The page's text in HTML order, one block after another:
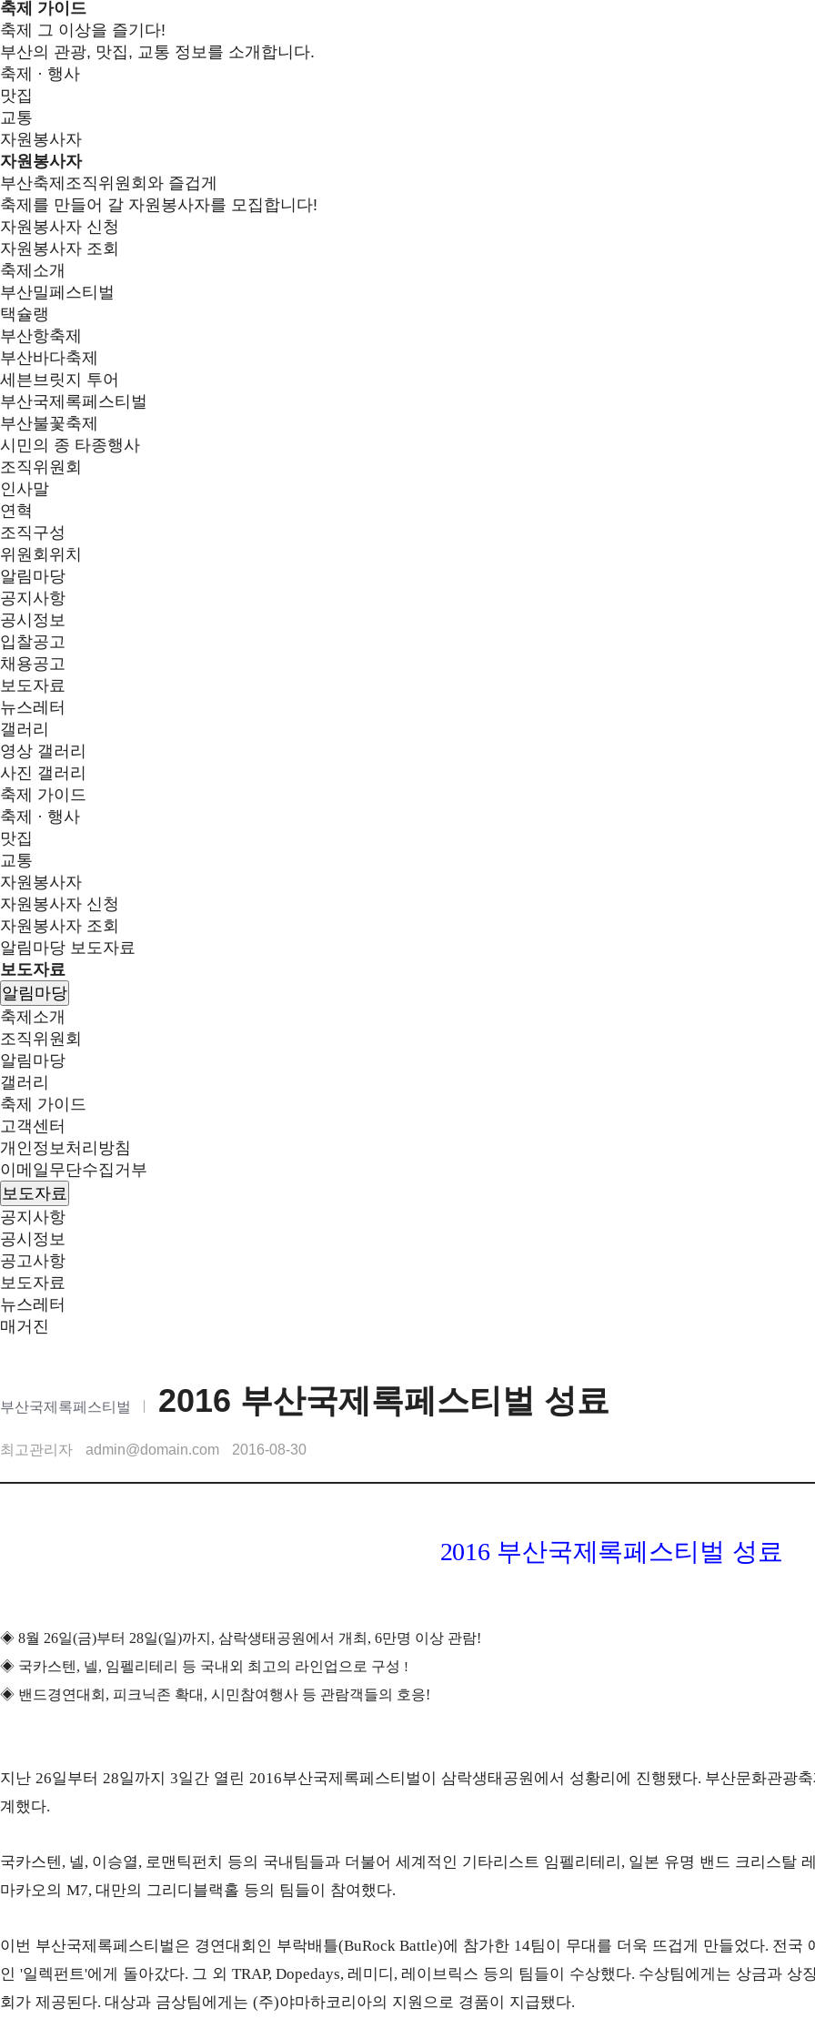
축제 가이드
축제 그 이상을 즐기다!
부산의 관광, 맛집, 교통 정보를 소개합니다.
축제 · 행사
맛집
교통
자원봉사자
자원봉사자
부산축제조직위원회와 즐겁게
축제를 만들어 갈 자원봉사자를 모집합니다!
자원봉사자 신청
자원봉사자 조회
축제소개
부산밀페스티벌
택슐랭
부산항축제
부산바다축제
세븐브릿지 투어
부산국제록페스티벌
부산불꽃축제
시민의 종 타종행사
조직위원회
인사말
연혁
조직구성
위원회위치
알림마당
공지사항
공시정보
입찰공고
채용공고
보도자료
뉴스레터
갤러리
영상 갤러리
사진 갤러리
축제 가이드
축제 · 행사
맛집
교통
자원봉사자
자원봉사자 신청
자원봉사자 조회
알림마당 보도자료
보도자료
알림마당
축제소개
조직위원회
알림마당
갤러리
축제 가이드
고객센터
개인정보처리방침
이메일무단수집거부
보도자료
공지사항
공시정보
공고사항
보도자료
뉴스레터
매거진
부산국제록페스티벌 2016 부산국제록페스티벌 성료
최고관리자 admin@domain.com 2016-08-30
2016 부산국제록페스티벌 성료
◈ 8월 26일(금)부터 28일(일)까지 , 삼락생태공원에서 개최 , 6만명 이상 관람!
◈ 국카스텐 , 넬, 임펠리테리 등 국내외 최고의 라인업으로 구성 !
◈ 밴드경연대회 , 피크닉존 확대 , 시민참여행사 등 관람객들의 호응!
지난 26일부터 28일까지 3일간 열린 2016부산국제록페스티벌이 삼락생태공원에서 성황리에 진행됐다. 부산문화관광
계했다.
국카스텐, 넬, 이승열, 로맨틱펀치 등의 국내팀들과 더불어 세계적인 기타리스트 임펠리테리 , 일본 유명 밴드 크리스탈
마카오의 M7, 대만의 그리디블랙홀 등의 팀들이 참여했다.
이번 부산국제록페스티벌은 경연대회인 부락배틀(BuRock Battle)에 참가한 14팀이 무대를 더욱 뜨겁게 만들었다. 전국
인 '일렉펀트'에게 돌아갔다. 그 외 TRAP, Dopedays, 레미디 , 레이브릭스 등의 팀들이 수상했다. 수상팀에게는 상금과 상
회가 제공된다. 대상과 금상팀에게는 (주)야마하코리아의 지원으로 경품이 지급됐다.